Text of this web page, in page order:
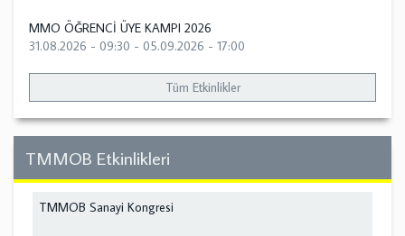
MMO ÖĞRENCİ ÜYE KAMPI 2026
31.08.2026 - 09:30 - 05.09.2026 - 17:00
Tüm Etkinlikler
TMMOB Etkinlikleri
TMMOB Sanayi Kongresi